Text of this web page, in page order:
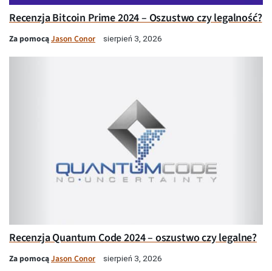
Recenzja Bitcoin Prime 2024 – Oszustwo czy legalność?
Za pomocąJason Conor sierpień 3, 2026
Recenzja Quantum Code 2024 – oszustwo czy legalne?
Za pomocąJason Conor sierpień 3, 2026